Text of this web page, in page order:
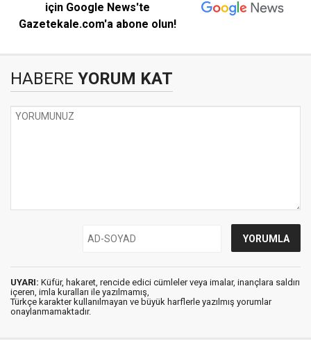
için Google News'te
Gazetekale.com'a abone olun!
HABERE YORUM KAT
UYARI: Küfür, hakaret, rencide edici cümleler veya imalar, inançlara saldırı
içeren, imla kuralları ile yazılmamış,
Türkçe karakter kullanılmayan ve büyük harflerle yazılmış yorumlar
onaylanmamaktadır.